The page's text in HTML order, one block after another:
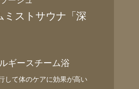
ミストサウナ「深
ギースチーム浴
して体のケアに効果が高い